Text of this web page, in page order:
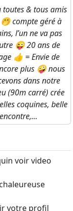
& tous amis
compte géré à
l’un ne va pas
😜 20 ans de
👍 = Envie de
plus 🤪 nous
dans notre
(90m carré) crée
coquines, belle
voir video
votre profil